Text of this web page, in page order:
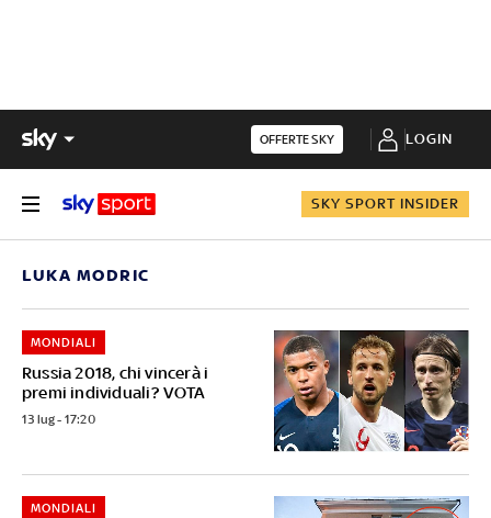
OFFERTE SKY LOGIN
SKY SPORT INSIDER
LUKA MODRIC
Russia 2018, chi vincerà i
premi individuali? VOTA
MONDIALI
13 lug - 17:20
MONDIALI